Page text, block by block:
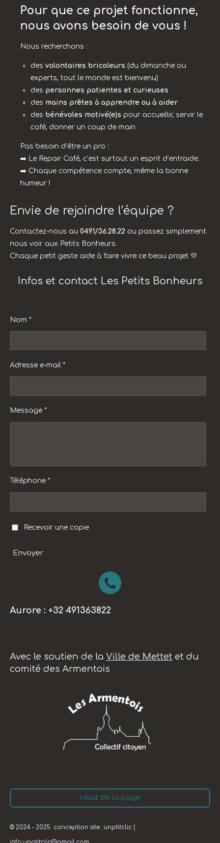
Pour que ce projet fonctionne,
nous avons besoin de vous !
Nous recherchons :
des volontaires bricoleurs (du dimanche ou
experts, tout le monde est bienvenu)
des personnes patientes et curieuses
des mains prêtes à apprendre ou à aider
des bénévoles motivé(e)s pour accueillir, servir le
café, donner un coup de main
Pas besoin d’être un pro :
➡️ Le Repair Café, c’est surtout un esprit d’entraide.
➡️ Chaque compétence compte, même la bonne
humeur !
Envie de rejoindre l’équipe ?
Contactez-nous au 0491/36.28.22 ou passez simplement
nous voir aux Petits Bonheurs.
Chaque petit geste aide à faire vivre ce beau projet 💛
Infos et contact Les Petits Bonheurs
Nom *
Adresse e-mail *
Message *
Téléphone *
Recevoir une copie
Envoyer
Aurore : +32 491363822
Avec le soutien de la Ville de Mettet et du
comité des Armentois
Haut de la page
© 2024 - 2025 conception site : unptitclic |